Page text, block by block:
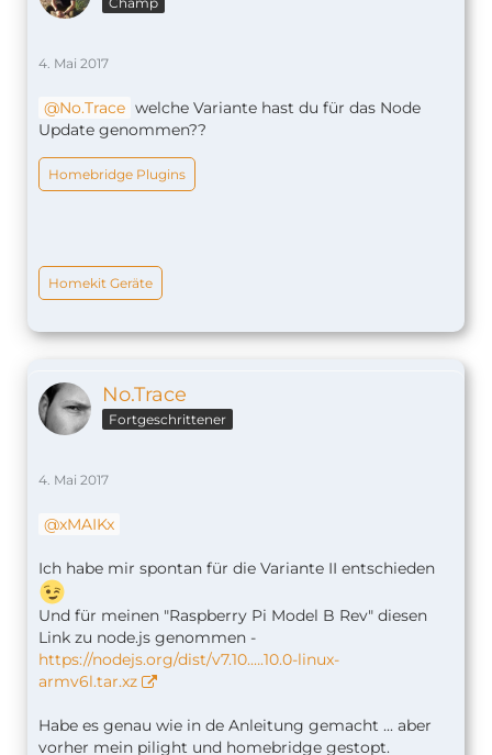
4. Mai 2017
No.Trace welche Variante hast du für das Node
Update genommen??
Homebridge Plugins
Homekit Geräte
No.Trace
Fortgeschrittener
4. Mai 2017
xMAIKx
Ich habe mir spontan für die Variante II entschieden
Und für meinen "Raspberry Pi Model B Rev" diesen
Link zu node.js genommen -
https://nodejs.org/dist/v7.10.….10.0-linux-
armv6l.tar.xz
Habe es genau wie in de Anleitung gemacht ... aber
vorher mein pilight und homebridge gestopt.